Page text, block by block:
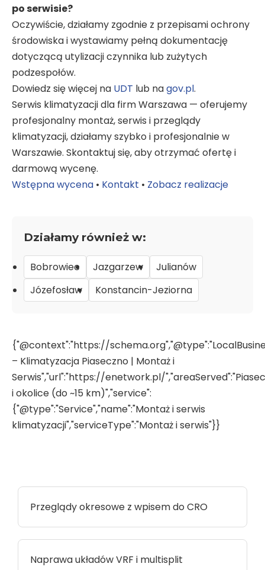
po serwisie?
Oczywiście, działamy zgodnie z przepisami ochrony
środowiska i wystawiamy pełną dokumentację
dotyczącą utylizacji czynnika lub zużytych
podzespołów.
Dowiedz się więcej na UDT lub nagov.pl.
Serwis klimatyzacji dla firm Warszawa — oferujemy
profesjonalny montaż, serwis i przeglądy
klimatyzacji, działamy szybko i profesjonalnie w
Warszawie. Skontaktuj się, aby otrzymać ofertę i
darmową wycenę.
Wstępna wycena • Kontakt • Zobacz realizacje
Działamy również w:
Bobrowiec Jazgarzew
Julianów
Józefosław
Konstancin-Jeziorna
{"@context":"https://
– Klimatyzacja Piaseczno | Montaż i
Serwis","url":"https://enetwork.pl/
i okolice (do ~15 km)","service":
{"@type":"Service","name":"Montaż i serwis
klimatyzacji","serviceType":"Montaż i serwis"}}
Przeglądy okresowe z wpisem do CRO
Naprawa układów VRF i multisplit